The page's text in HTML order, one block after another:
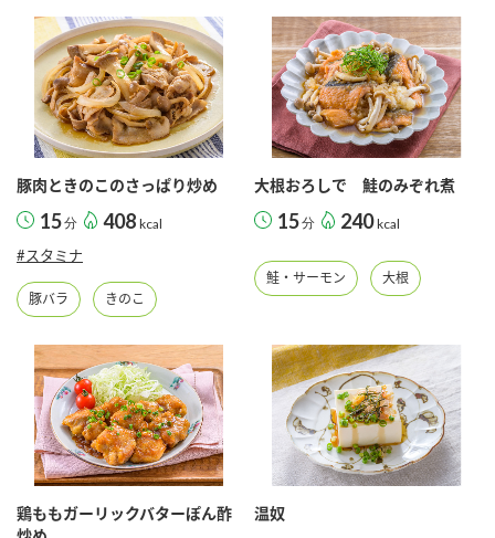
豚肉ときのこのさっぱり炒め
15分 408 kcal
#スタミナ
豚バラ きのこ
大根おろしで 鮭のみぞれ煮
15分 240 kcal
鮭・サーモン 大根
鶏ももガーリックバターぽん酢
温奴